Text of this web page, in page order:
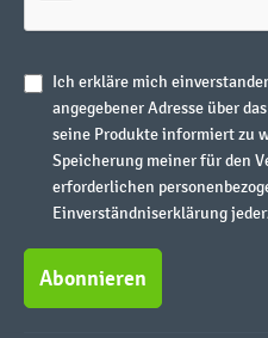
Ich erkläre mich
angegebener Adresse über
seine Produkte informiert zu
Speicherung meiner für den
erforderlichen
Einverständniserklärung
Abonnieren